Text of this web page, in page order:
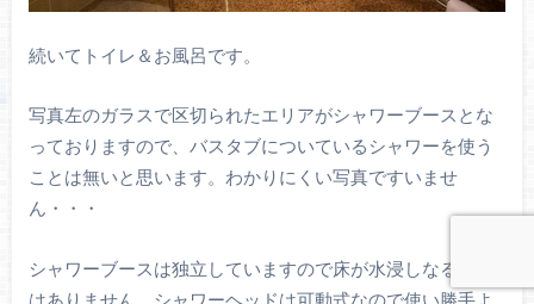
続いてトイレ＆お風呂です。
写真左のガラスで区切られたエリアがシャワーブースとな
っておりますので、バスタブについているシャワーを使う
ことは無いと思います。わかりにくい写真ですいませ
ん・・・
シャワーブースは独立していますので床が水浸しなること
はありません。シャワーヘッドは可動式なので使い勝手よ